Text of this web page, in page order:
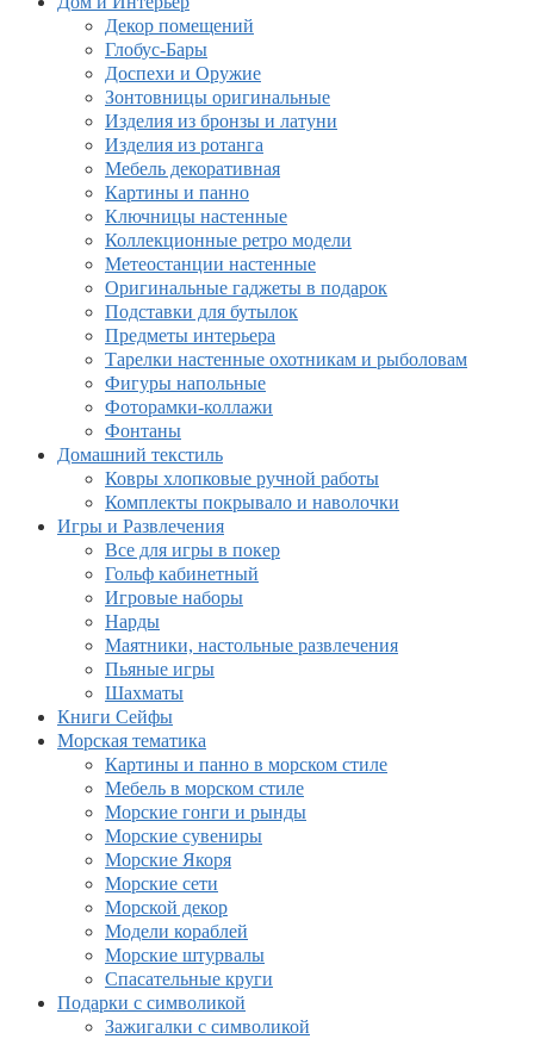
Декор помещений
Глобус-Бары
Доспехи и Оружие
Зонтовницы оригинальные
Изделия из бронзы и латуни
Изделия из ротанга
Мебель декоративная
Картины и панно
Ключницы настенные
Коллекционные ретро модели
Метеостанции настенные
Оригинальные гаджеты в подарок
Подставки для бутылок
Предметы интерьера
Тарелки настенные охотникам и рыболовам
Фигуры напольные
Фоторамки-коллажи
Фонтаны
Домашний текстиль
Ковры хлопковые ручной работы
Комплекты покрывало и наволочки
Игры и Развлечения
Все для игры в покер
Гольф кабинетный
Игровые наборы
Нарды
Маятники, настольные развлечения
Пьяные игры
Шахматы
Книги Сейфы
Морская тематика
Картины и панно в морском стиле
Мебель в морском стиле
Морские гонги и рынды
Морские сувениры
Морские Якоря
Морские сети
Морской декор
Модели кораблей
Морские штурвалы
Спасательные круги
Подарки с символикой
Зажигалки с символикой